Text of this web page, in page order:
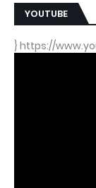
YOUTUBE
} https://